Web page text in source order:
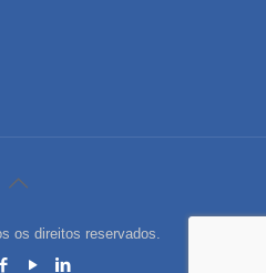
os direitos reservados.